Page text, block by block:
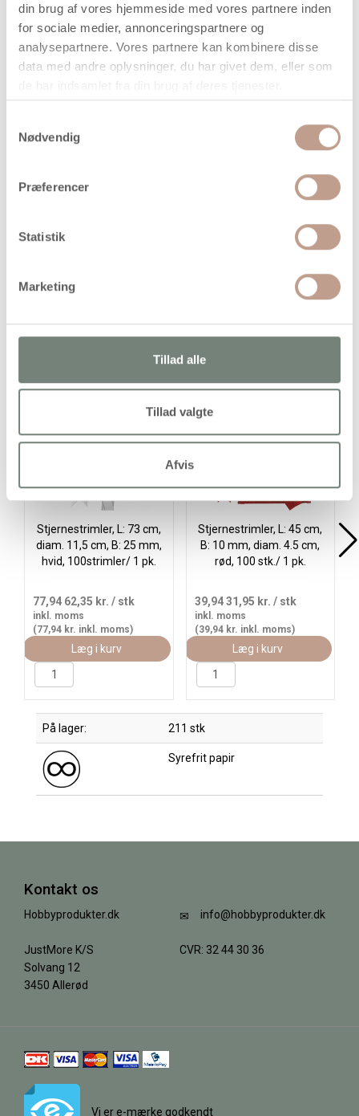
din brug af vores hjemmeside med vores partnere inden
for sociale medier, annonceringspartnere og
analysepartnere. Vores partnere kan kombinere disse
data med andre oplysninger, du har givet dem, eller som
Nødvendig
Præferencer
Statistik
Marketing
Tillad alle
Tillad valgte
Afvis
når vi har bekræftet din ordre.
På lager
Handelsbetingelser
Stjernestrimler, L: 73 cm,
diam. 11,5 cm, B: 25 mm,
hvid, 100strimler/ 1 pk.
77,94 62,35 kr. / stk
inkl. moms
(77,94 kr. inkl. moms)
Læg i kurv
Stjernestrimler, L: 45 cm,
B: 10 mm, diam. 4.5 cm,
rød, 100 stk./ 1 pk.
39,9431,95 kr. / stk
inkl. moms
(39,94 kr. inkl. moms)
Læg i kurv
På lager: 211 stk
Syrefrit papir
Kontakt os
Hobbyprodukter.dk
JustMore K/S
Solvang 12
3450 Allerød
info@hobbyprodukter.dk
CVR: 32 44 30 36
Vi er e-mærke godkendt